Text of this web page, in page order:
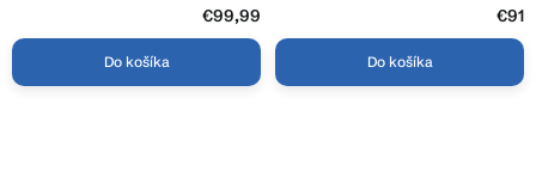
€99,99
Do košíka
€91
Do košíka